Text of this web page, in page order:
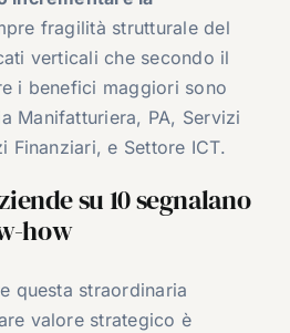
fragilità strutturale del
verticali che secondo il
i benefici maggiori sono
Manifatturiera, PA, Servizi
Finanziari, e Settore ICT.
su 10 segnalano
how
questa straordinaria
valore strategico è